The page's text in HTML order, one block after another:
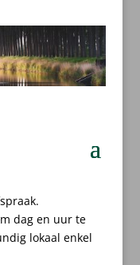
dag en uur te
lokaal enkel